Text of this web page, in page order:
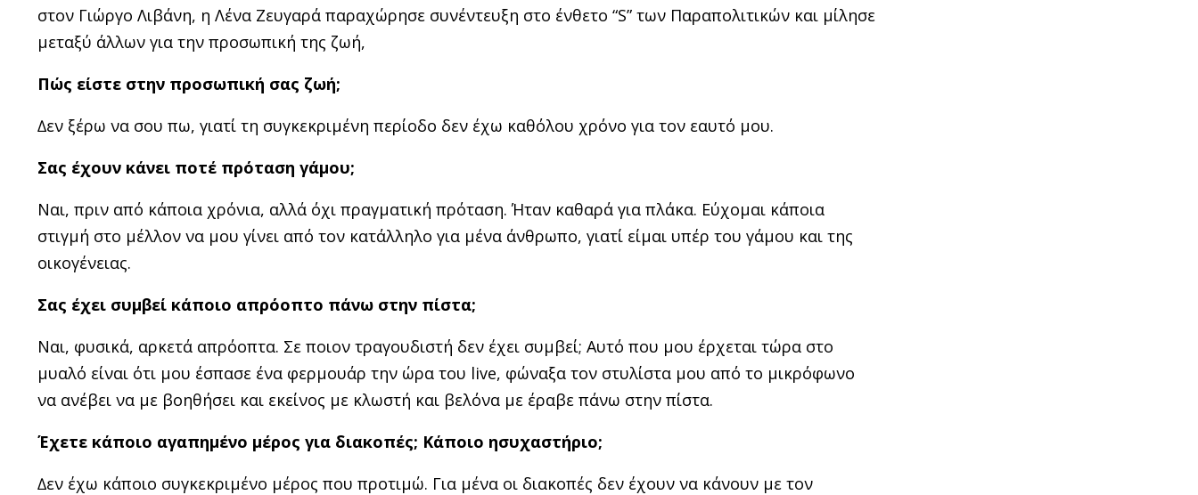
στον Γιώργο Λιβάνη, η Λένα Ζευγαρά παραχώρησε συνέντευξη στο ένθετο “S” των Παραπολιτικών και μίλησε
μεταξύ άλλων για την προσωπική της ζωή,
Πώς είστε στην προσωπική σας ζωή;
∆εν ξέρω να σου πω, γιατί τη συγκεκριμένη περίοδο δεν έχω καθόλου χρόνο για τον εαυτό µου.
Σας έχουν κάνει ποτέ πρόταση γάμου;
Ναι, πριν από κάποια χρόνια, αλλά όχι πραγµατική πρόταση. Ήταν καθαρά για πλάκα. Εύχοµαι κάποια
στιγµή στο µέλλον να µου γίνει από τον κατάλληλο για µένα άνθρωπο, γιατί είµαι υπέρ του γάµου και της
οικογένειας.
Σας έχει συμβεί κάποιο απρόοπτο πάνω στην πίστα;
Ναι, φυσικά, αρκετά απρόοπτα. Σε ποιον τραγουδιστή δεν έχει συμβεί; Αυτό που µου έρχεται τώρα στο
μυαλό είναι ότι µου έσπασε ένα φερμουάρ την ώρα του live, φώναξα τον στυλίστα µου από το μικρόφωνο
να ανέβει να µε βοηθήσει και εκείνος µε κλωστή και βελόνα µε έραβε πάνω στην πίστα.
Έχετε κάποιο αγαπημένο μέρος για διακοπές; Κάποιο ησυχαστήριο;
∆εν έχω κάποιο συγκεκριμένο μέρος που προτιμώ. Για µένα οι διακοπές δεν έχουν να κάνουν µε τον